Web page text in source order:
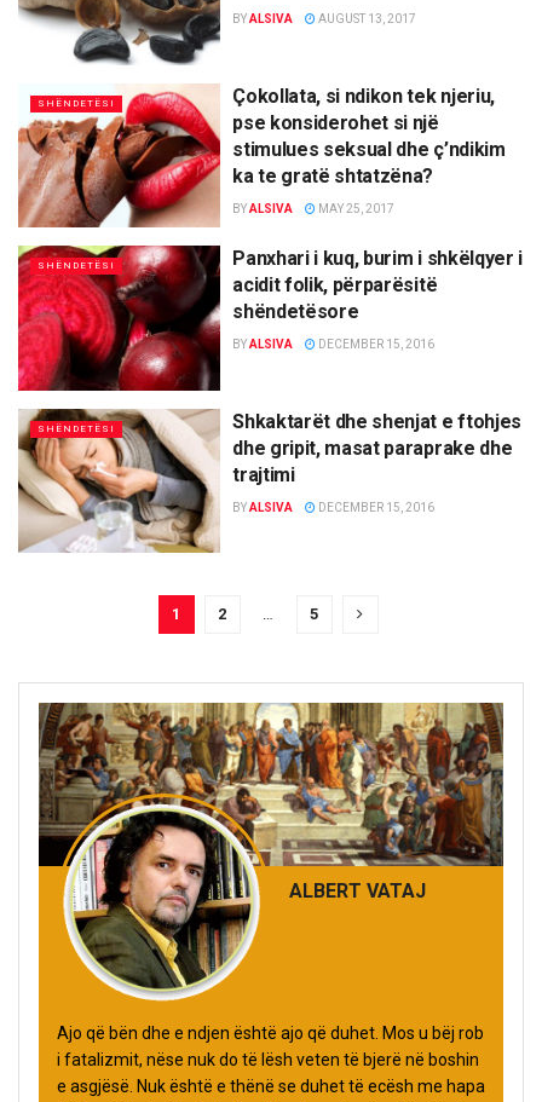
BYALSIVA AUGUST 13, 2017
SHËNDETËSI
Çokollata, si ndikon tek njeriu,
pse konsiderohet si një
stimulues seksual dhe ç’ndikim
ka te gratë shtatzëna?
BYALSIVA MAY 25, 2017
SHËNDETËSI
Panxhari i kuq, burim i shkëlqyer i
acidit folik, përparësitë
shëndetësore
BYALSIVA DECEMBER 15, 2016
SHËNDETËSI
Shkaktarët dhe shenjat e ftohjes
dhe gripit, masat paraprake dhe
trajtimi
BYALSIVA DECEMBER 15, 2016
1 2 … 5
ALBERT VATAJ
Ajo që bën dhe e ndjen është ajo që duhet. Mos u bëj rob
i fatalizmit, nëse nuk do të lësh veten të bjerë në boshin
e asgjësë. Nuk është e thënë se duhet të ecësh me hapa